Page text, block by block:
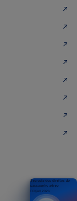
Seu guia dos direitos do
passageiro aéreo
EDIÇÃO 2026